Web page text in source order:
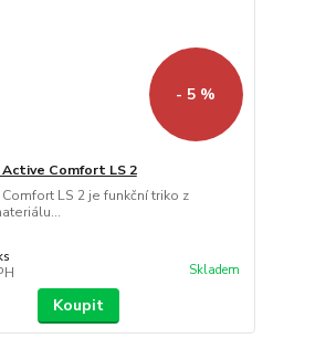
- 5 %
Comfort LS 2
Comfort LS 2 je funkční triko z
Skladem
Koupit